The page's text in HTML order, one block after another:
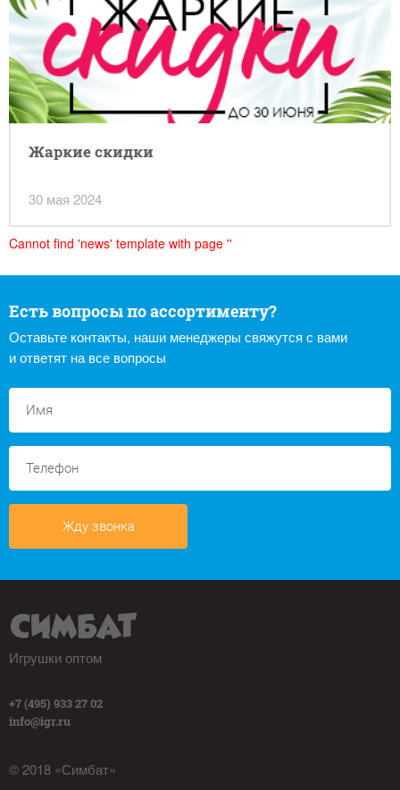
Жаркие скидки
30 мая 2024
Cannot find 'news' template with page ''
Есть вопросы по ассортименту?
Оставьте контакты, наши менеджеры свяжутся с вами
и ответят на все вопросы
Жду звонка
Игрушки оптом
+7 (495) 933 27 02
info@igr.ru
© 2018 «Симбат»